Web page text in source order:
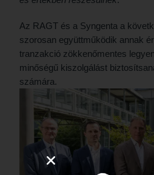
Az RAGT és a Syngenta a
szorosan együttműködik annak
tranzakció zökkenőmentes
minőségű kiszolgálást
számára.